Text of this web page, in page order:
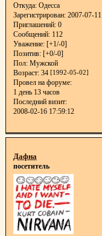
Откуда:Одесса
Зарегистрирован: 2007-07-11
Приглашений:0
Сообщений:112
Уважение: [+1/-0]
Позитив: [+0/-0]
Пол:Мужской
Возраст:34 [1992-05-02]
Провел на форуме:
1 день 13 часов
Последний визит:
2008-02-16 17:59:12
Дафна
посетитель